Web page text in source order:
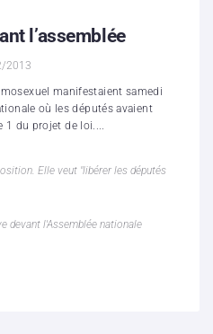
l’assemblée
2013
manifestaient samedi
où les députés avaient
1 du projet de loi....
Elle veut "libérer les députés
devant l'Assemblée nationale